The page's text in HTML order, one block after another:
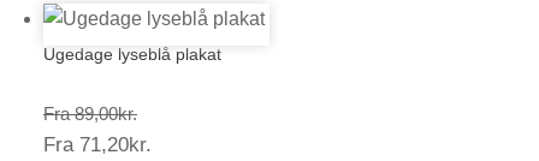
Ugedage lyseblå plakat
Fra 89,00kr.Prisinterval:
89,00kr.
Fra 71,20kr.